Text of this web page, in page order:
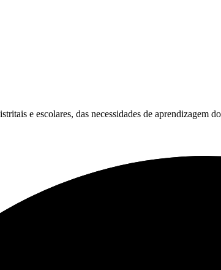
e escolares, das necessidades de aprendizagem